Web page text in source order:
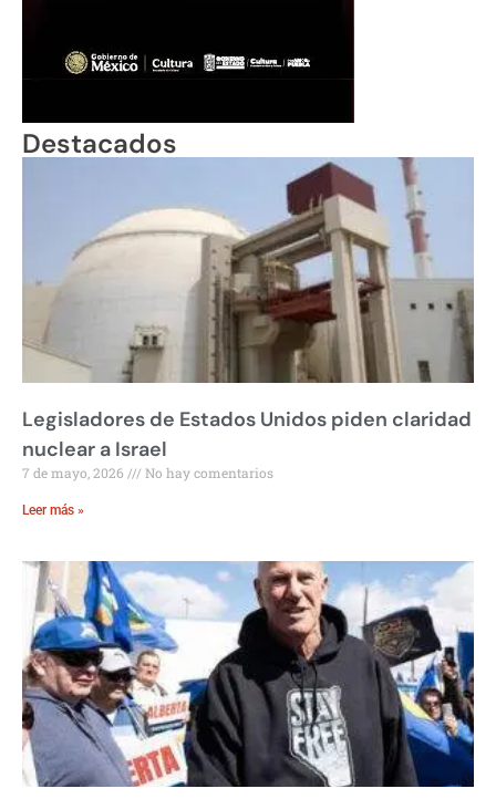
Destacados
Legisladores de Estados Unidos piden claridad
nuclear a Israel
7 de mayo, 2026 No hay comentarios
Leer más »